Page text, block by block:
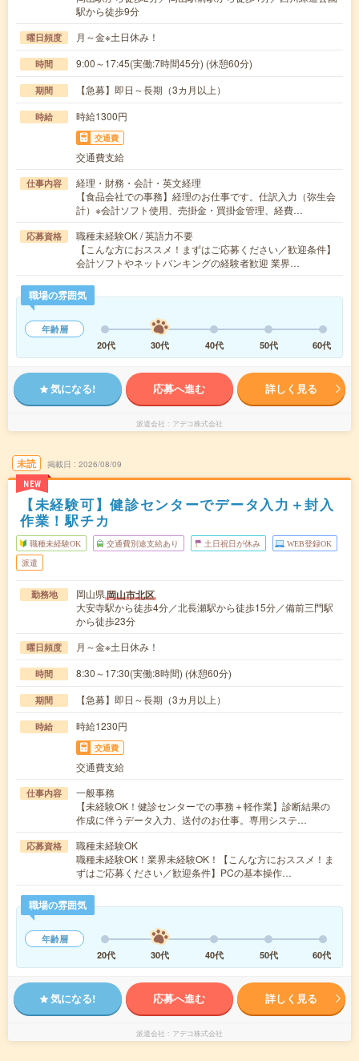
駅から徒歩9分
曜日頻度 月～金※土日休み！
時間 9:00～17:45(実働:7時間45分) (休憩60分)
期間 【急募】即日～長期（3カ月以上）
時給 時給1300円
交通費
交通費支給
仕事内容
経理・財務・会計・英文経理
【食品会社での事務】経理のお仕事です。仕訳入力（弥生会
計）※会計ソフト使用、売掛金・買掛金管理、経費…
応募資格
職種未経験OK / 英語力不要
【こんな方におススメ！まずはご応募ください／歓迎条件】
会計ソフトやネットバンキングの経験者歓迎 業界…
職場の雰囲気
年齢層
20代
30代 40代 50代 60代
気になる! 応募へ進む 詳しく見る
派遣会社 アデコ株式会社
未読
NEW
掲載日 2026/08/09
【未経験可】健診センターでデータ入力＋封入
作業！駅チカ
職種未経験OK 交通費別途支給あり 土日祝日が休み WEB登録OK
派遣
勤務地 岡山県岡山市北区
大安寺駅から徒歩4分／北長瀬駅から徒歩15分／備前三門駅
から徒歩23分
曜日頻度 月～金※土日休み！
時間 8:30～17:30(実働:8時間) (休憩60分)
期間 【急募】即日～長期（3カ月以上）
時給 時給1230円
交通費
交通費支給
仕事内容
一般事務
【未経験OK！健診センターでの事務＋軽作業】診断結果の
作成に伴うデータ入力、送付のお仕事。専用システ…
応募資格
職種未経験OK
職種未経験OK！業界未経験OK！【こんな方におススメ！ま
ずはご応募ください／歓迎条件】PCの基本操作…
職場の雰囲気
年齢層
20代
30代 40代 50代 60代
気になる! 応募へ進む 詳しく見る
派遣会社 アデコ株式会社